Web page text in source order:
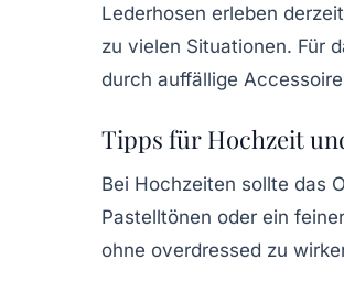
Lederhosen erleben
zu vielen Situationen. Für
durch auffällige
Tipps für Hochzeit
Bei Hochzeiten sollte das
Pastelltönen oder ein
ohne overdressed zu